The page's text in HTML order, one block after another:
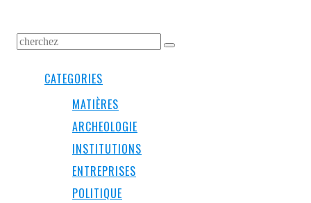
CATEGORIES
MATIÈRES
ARCHEOLOGIE
INSTITUTIONS
ENTREPRISES
POLITIQUE